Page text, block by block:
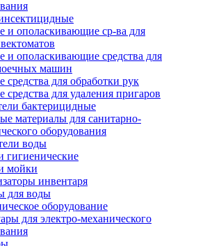
ополаскивающие ср-ва для
ополаскивающие средства для
машин
для обработки рук
для удаления пригаров
бактерицидные
материалы для санитарно-
оборудования
воды
гигиенические
мойки
инвентаря
для воды
оборудование
для электро-механического